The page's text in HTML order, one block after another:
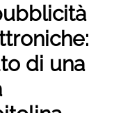
di una